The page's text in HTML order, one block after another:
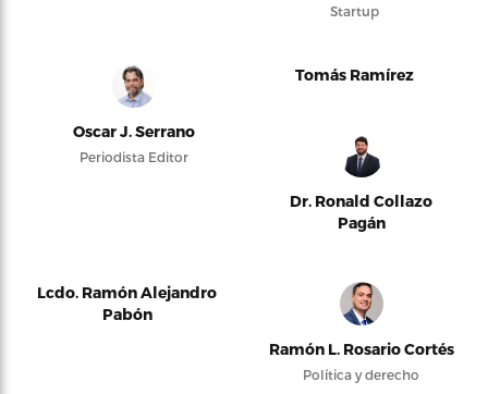
Startup
Oscar J. Serrano
Periodista Editor
Tomás Ramírez
Dr. Ronald Collazo
Pagán
Lcdo. Ramón Alejandro
Pabón
Ramón L. Rosario Cortés
Política y derecho